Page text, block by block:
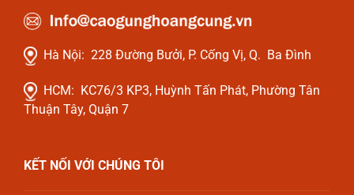
Hà Nội: 228 Đường Bưởi, P. Cống Vị, Q. Ba Đình
HCM: KC76/3 KP3, Huỳnh Tấn Phát, Phường Tân
Thuận Tây, Quận 7
KẾT NỐI VỚI CHÚNG TÔI